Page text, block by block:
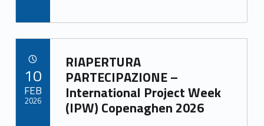
e
b
o
o
k
to
d
o
n
ai
l
n
di
di
Link identifier archive #link-archive-15331
RIAPERTURA
PARTECIPAZIONE –
International Project Week
(IPW) Copenaghen 2026
10
FEB
2026